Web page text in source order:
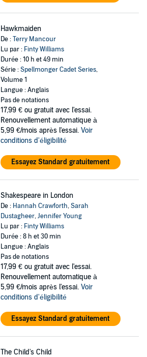
Hawkmaiden
De :Terry Mancour
Lu par : Finty Williams
Durée : 10 h et 49 min
Série :Spellmonger Cadet Series,
Volume 1
Langue : Anglais
Pas de notations
17,99 € ou gratuit avec l'essai.
Renouvellement automatique à
5,99 €/mois après l'essai. Voir
conditions d'éligibilité
Essayez Standard gratuitement
Shakespeare in London
De : Hannah Crawforth,Sarah
Dustagheer,Jennifer Young
Lu par : Finty Williams
Durée : 8 h et 30 min
Langue : Anglais
Pas de notations
17,99 € ou gratuit avec l'essai.
Renouvellement automatique à
5,99 €/mois après l'essai. Voir
conditions d'éligibilité
Essayez Standard gratuitement
The Child's Child